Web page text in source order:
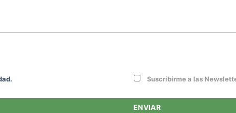
Suscribirme a las